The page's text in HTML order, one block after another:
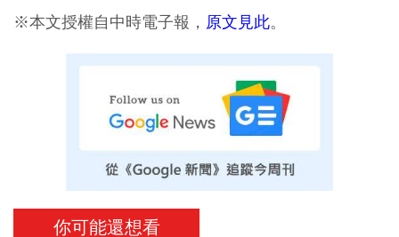
※本文授權自中時電子報， 原文見此。
你可能還想看